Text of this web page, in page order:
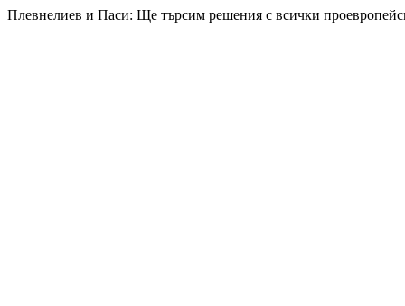
Плевнелиев и Паси: Ще търсим решения с всички